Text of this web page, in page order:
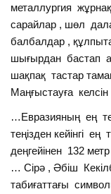
металлургия
сарайлар , шөл
балбалдар ,
шығырдан бастап
шақпақ тастар
Маңғыстауға келсін
…Евразияның ең
теңізден кейінгі
деңгейінен 132
… Сірә , Әбіш
табиғаттағы